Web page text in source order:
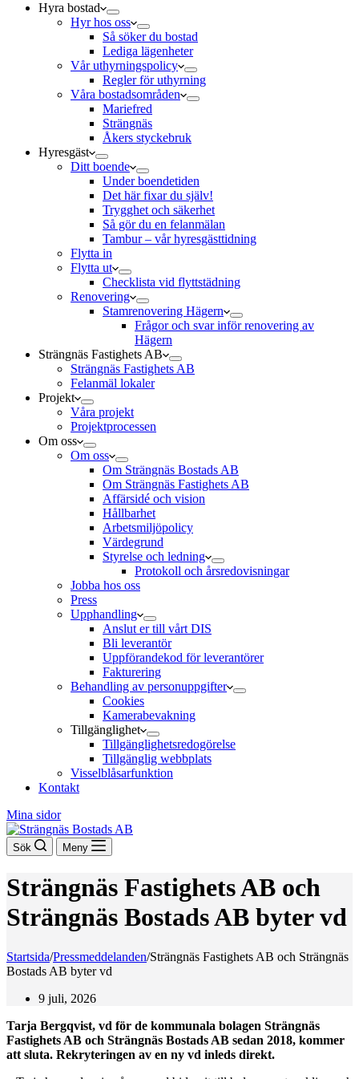
Hyra bostad
Hyr hos oss
Så söker du bostad
Lediga lägenheter
Vår uthyrningspolicy
Regler för uthyrning
Våra bostadsområden
Mariefred
Strängnäs
Åkers styckebruk
Hyresgäst
Ditt boende
Under boendetiden
Det här fixar du själv!
Trygghet och säkerhet
Så gör du en felanmälan
Tambur – vår hyresgästtidning
Flytta in
Flytta ut
Checklista vid flyttstädning
Renovering
Stamrenovering Hägern
Frågor och svar inför renovering av
Hägern
Strängnäs Fastighets AB
Strängnäs Fastighets AB
Felanmäl lokaler
Projekt
Våra projekt
Projektprocessen
Om oss
Om oss
Om Strängnäs Bostads AB
Om Strängnäs Fastighets AB
Affärsidé och vision
Hållbarhet
Arbetsmiljöpolicy
Värdegrund
Styrelse och ledning
Protokoll och årsredovisningar
Jobba hos oss
Press
Upphandling
Anslut er till vårt DIS
Bli leverantör
Uppförandekod för leverantörer
Fakturering
Behandling av personuppgifter
Cookies
Kamerabevakning
Tillgänglighet
Tillgänglighetsredogörelse
Tillgänglig webbplats
Visselblåsarfunktion
Kontakt
Mina sidor
Sök Meny
Strängnäs Fastighets AB och
Strängnäs Bostads AB byter vd
Startsida/Pressmeddelanden/Strängnäs Fastighets AB och Strängnäs
Bostads AB byter vd
9 juli, 2026
Tarja Bergqvist, vd för de kommunala bolagen Strängnäs
Fastighets AB och Strängnäs Bostads AB sedan 2018, kommer
att sluta. Rekryteringen av en ny vd inleds direkt.